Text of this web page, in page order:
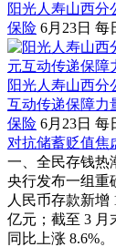
阳光人寿山西分
保险 6月23日 每
阳光人寿山西分
互动传递保障力
保险 6月23日 每
对抗储蓄贬值焦
一、全民存钱热
央行发布一组重
人民币存款新增
亿元；截至 3 月
同比上涨 8.6%